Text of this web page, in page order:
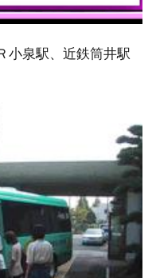
小泉駅、近鉄筒井駅